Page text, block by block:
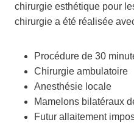
chirurgie esthétique pour
chirurgie a été réalisée
Procédure de 30
Chirurgie ambulatoire
Anesthésie locale
Mamelons bilatéraux
Futur allaitement